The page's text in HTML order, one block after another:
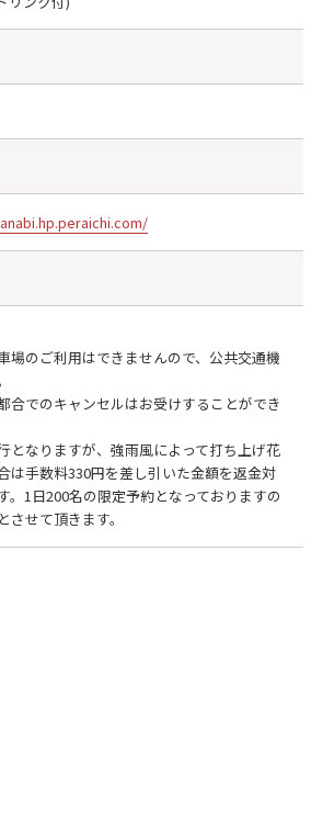
場のご利用はできませんので、公共交通機
合でのキャンセルはお受けすることができ
となりますが、強雨風によって打ち上げ花
は手数料330円を差し引いた金額を返金対
。1日200名の限定予約となっておりますの
せて頂きます。